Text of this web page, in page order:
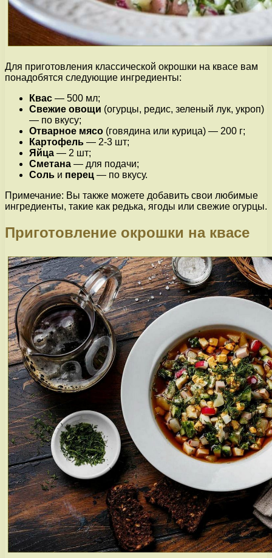
Для приготовления классической окрошки на квасе вам
понадобятся следующие ингредиенты:
Квас — 500 мл;
Свежие овощи (огурцы, редис, зеленый лук, укроп)
— по вкусу;
Отварное мясо (говядина или курица) — 200 г;
Картофель — 2-3 шт;
Яйца — 2 шт;
Сметана — для подачи;
Соль и перец — по вкусу.
Примечание: Вы также можете добавить свои любимые
ингредиенты, такие как редька, ягоды или свежие огурцы.
Приготовление окрошки на квасе